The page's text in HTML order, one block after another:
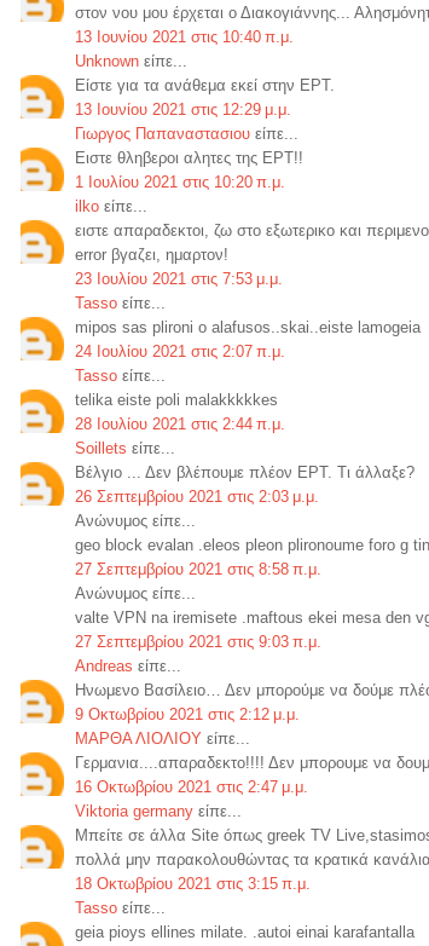
στον νου μου έρχεται ο Διακογιάννης...
13 Ιουνίου 2021 στις 10:40 π.μ.
Unknown είπε...
Είστε για τα ανάθεμα εκεί στην ΕΡΤ.
13 Ιουνίου 2021 στις 12:29 μ.μ.
Γιωργος Παπαναστασιου είπε...
Ειστε θληβεροι αλητες της ΕΡΤ!!
1 Ιουλίου 2021 στις 10:20 π.μ.
ilko είπε...
ειστε απαραδεκτοι, ζω στο εξωτερικο και
error βγαζει, ημαρτον!
23 Ιουλίου 2021 στις 7:53 μ.μ.
Tasso είπε...
mipos sas plironi o alafusos..skai..eiste lamogeia
24 Ιουλίου 2021 στις 2:07 π.μ.
Tasso είπε...
telika eiste poli malakkkkkes
28 Ιουλίου 2021 στις 2:44 π.μ.
Soillets είπε...
Βέλγιο ... Δεν βλέπουμε πλέον ΕΡΤ. Τι άλλαξε?
26 Σεπτεμβρίου 2021 στις 2:03 μ.μ.
Ανώνυμος είπε...
geo block evalan .eleos pleon plironoume foro g
27 Σεπτεμβρίου 2021 στις 8:58 π.μ.
Ανώνυμος είπε...
valte VPN na iremisete .maftous ekei mesa den
27 Σεπτεμβρίου 2021 στις 9:03 π.μ.
Andreas είπε...
Ηνωμενο Βασίλειο… Δεν μπορούμε να δούμε
9 Οκτωβρίου 2021 στις 2:12 μ.μ.
ΜΑΡΘΑ ΛΙΟΛΙΟΥ είπε...
Γερμανια....απαραδεκτο!!!! Δεν μπορουμε να
16 Οκτωβρίου 2021 στις 2:47 μ.μ.
Viktoria germany είπε...
Μπείτε σε άλλα Site όπως greek TV
πολλά μην παρακολουθώντας τα κρατικά
18 Οκτωβρίου 2021 στις 3:15 π.μ.
Tasso είπε...
geia pioys ellines milate. .autoi einai karafantalla